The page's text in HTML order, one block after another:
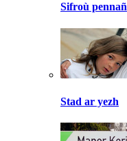
Sifroù pennañ
Stad ar yezh